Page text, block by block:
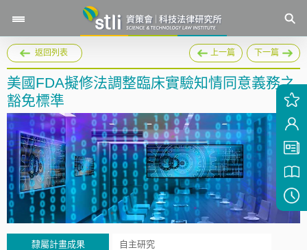
返回列表 上一篇 下一篇
美國FDA擬修法調整臨床實驗知情同意義務之
豁免標準
隸屬計畫成果 自主研究